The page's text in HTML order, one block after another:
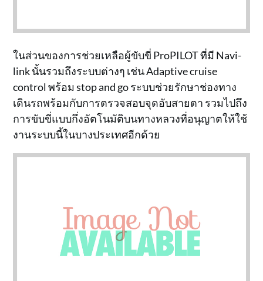
ในส่วนของการช่วยเหลือผู้ขับขี่ ProPILOT ที่มี Navi-
link นั้นรวมถึงระบบต่างๆ เช่น Adaptive cruise
control พร้อม stop and go ระบบช่วยรักษาช่องทาง
เดินรถพร้อมกับการตรวจสอบจุดอับสายตา รวมไปถึง
การขับขี่แบบกึ่งอัตโนมัติบนทางหลวงที่อนุญาตให้ใช้
งานระบบนี้ในบางประเทศอีกด้วย